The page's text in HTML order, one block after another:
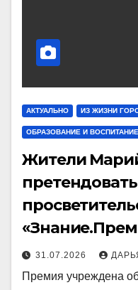
АКТУАЛЬНО ИЗ ЖИЗНИ
ОБРАЗОВАНИЕ И ВОСПИТАНИЕ
Жители
31.07.2026
Премия учреждена